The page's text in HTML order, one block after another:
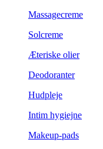
Massagecreme
Solcreme
Æteriske olier
Deodoranter
Hudpleje
Intim hygiejne
Makeup-pads